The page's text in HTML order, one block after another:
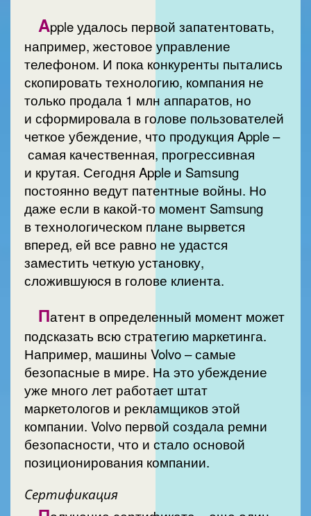
Apple удалось первой запатентовать,
например, жестовое управление
телефоном. И пока конкуренты пытались
скопировать технологию, компания не
только продала 1 млн аппаратов, но
и сформировала в голове пользователей
четкое убеждение, что продукция Apple –
самая качественная, прогрессивная
и крутая. Сегодня Apple и Samsung
постоянно ведут патентные войны. Но
даже если в какой-то момент Samsung
в технологическом плане вырвется
вперед, ей все равно не удастся
заместить четкую установку,
сложившуюся в голове клиента.
Патент в определенный момент может
подсказать всю стратегию маркетинга.
Например, машины Volvo – самые
безопасные в мире. На это убеждение
уже много лет работает штат
маркетологов и рекламщиков этой
компании. Volvo первой создала ремни
безопасности, что и стало основой
позиционирования компании.
Сертификация